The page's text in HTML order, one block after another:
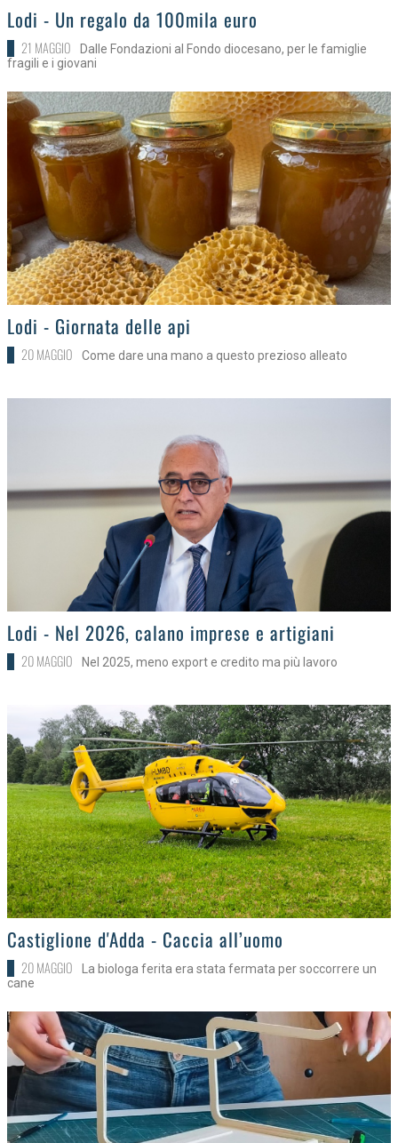
>Lodi - Un regalo da 100mila euro
21 MAGGIO
Dalle Fondazioni al Fondo diocesano, per le famiglie
fragili e i giovani
>Lodi - Giornata delle api
20 MAGGIO Come dare una mano a questo prezioso alleato
>Lodi - Nel 2026, calano imprese e artigiani
20 MAGGIO Nel 2025, meno export e credito ma più lavoro
>
Castiglione d'Adda - Caccia all’uomo
20 MAGGIO
La biologa ferita era stata fermata per soccorrere un
cane